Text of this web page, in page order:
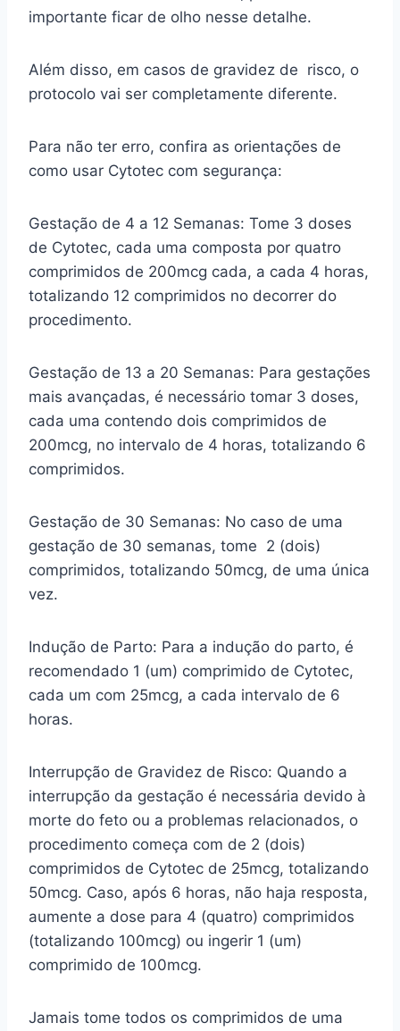
importante ficar de olho nesse detalhe.
Além disso, em casos de gravidez de risco, o
protocolo vai ser completamente diferente.
Para não ter erro, confira as orientações de
como usar Cytotec com segurança:
Gestação de 4 a 12 Semanas: Tome 3 doses
de Cytotec, cada uma composta por quatro
comprimidos de 200mcg cada, a cada 4 horas,
totalizando 12 comprimidos no decorrer do
procedimento.
Gestação de 13 a 20 Semanas: Para gestações
mais avançadas, é necessário tomar 3 doses,
cada uma contendo dois comprimidos de
200mcg, no intervalo de 4 horas, totalizando 6
comprimidos.
Gestação de 30 Semanas: No caso de uma
gestação de 30 semanas, tome 2 (dois)
comprimidos, totalizando 50mcg, de uma única
vez.
Indução de Parto: Para a indução do parto, é
recomendado 1 (um) comprimido de Cytotec,
cada um com 25mcg, a cada intervalo de 6
horas.
Interrupção de Gravidez de Risco: Quando a
interrupção da gestação é necessária devido à
morte do feto ou a problemas relacionados, o
procedimento começa com de 2 (dois)
comprimidos de Cytotec de 25mcg, totalizando
50mcg. Caso, após 6 horas, não haja resposta,
aumente a dose para 4 (quatro) comprimidos
(totalizando 100mcg) ou ingerir 1 (um)
comprimido de 100mcg.
Jamais tome todos os comprimidos de uma